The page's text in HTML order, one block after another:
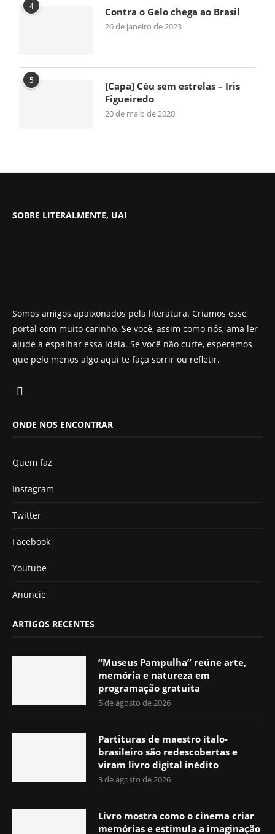
4 Contra o Gelo chega ao Brasil
26 de janeiro de 2023
5
[Capa] Céu sem estrelas – Iris
Figueiredo
20 de maio de 2020
SOBRE LITERALMENTE, UAI
Somos amigos apaixonados pela literatura. Criamos esse
portal com muito carinho. Se você, assim como nós, ama ler
ajude a espalhar essa ideia. Se você não curte, esperamos
que pelo menos algo aqui te faça sorrir ou refletir.
ONDE NOS ENCONTRAR
Quem faz
Instagram
Twitter
Facebook
Youtube
Anuncie
ARTIGOS RECENTES
“Museus Pampulha” reúne arte,
memória e natureza em
programação gratuita
5 de agosto de 2026
Partituras de maestro ítalo-
brasileiro são redescobertas e
viram livro digital inédito
3 de agosto de 2026
Livro mostra como o cinema criar
memórias e estimula a imaginação